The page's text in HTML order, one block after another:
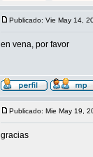
Publicado: Vie May 14,
en vena, por favor
Publicado: Mie May 19,
gracias